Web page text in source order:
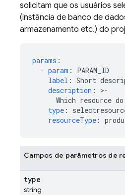
solicitam que os usuários
(instância de banco de
armazenamento etc.) do
params :
- param :
PARAM_ID
label : Short
description : >-
Which resource
type :
resourceType :
Campos de parâmetros de
type
string